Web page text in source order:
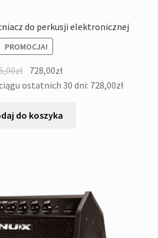
do perkusji elektronicznej
PROMOCJA!
zł Pierwotna
cena
845,00zł.
728,00złAktualna
cena
728,00zł.
ostatnich 30 dni: 728,00zł
do koszyka